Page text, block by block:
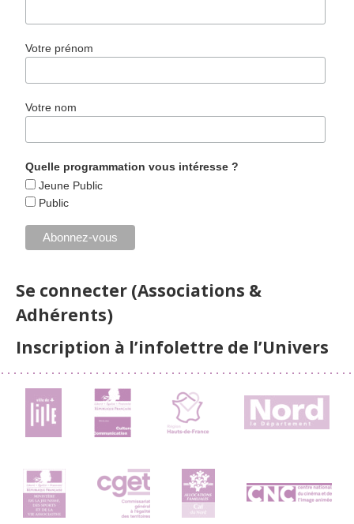
Votre prénom
Votre nom
Quelle programmation vous intéresse ?
Jeune Public
Public
Se connecter (Associations &
Adhérents)
Inscription à l’infolettre de l’Univers